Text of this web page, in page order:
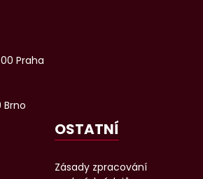
Praha
Brno
OSTATNÍ
Zásady zpracování